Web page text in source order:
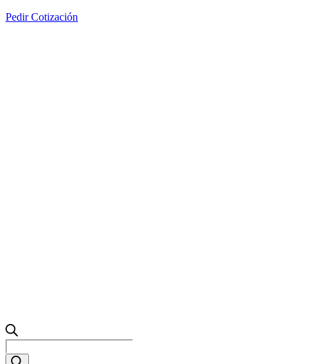
Pedir Cotización
Products
search